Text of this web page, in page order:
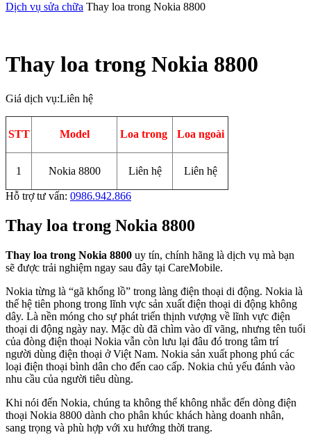
Dịch vụ sửa chữa Thay loa trong Nokia 8800
Thay loa trong Nokia 8800
Giá dịch vụ:Liên hệ
STT Model Loa trong Loa ngoài
1 Nokia 8800 Liên hệ Liên hệ
Hỗ trợ tư vấn: 0986.942.866
Thay loa trong Nokia 8800
Thay loa trong Nokia 8800 uy tín, chính hãng là dịch vụ mà bạn
sẽ được trải nghiệm ngay sau đây tại CareMobile.
Nokia từng là “gã khổng lồ” trong làng điện thoại di động. Nokia là
thế hệ tiên phong trong lĩnh vực sản xuất điện thoại di động không
dây. Là nền móng cho sự phát triển thịnh vượng về lĩnh vực điện
thoại di động ngày nay. Mặc dù đã chìm vào dĩ vãng, nhưng tên tuổi
của đòng điện thoại Nokia vẫn còn lưu lại đâu đó trong tâm trí
người dùng điện thoại ở Việt Nam. Nokia sản xuất phong phú các
loại điện thoại bình dân cho đến cao cấp. Nokia chủ yếu đánh vào
nhu cầu của người tiêu dùng.
Khi nói đến Nokia, chúng ta không thể không nhắc đến dòng điện
thoại Nokia 8800 dành cho phân khúc khách hàng doanh nhân,
sang trọng và phù hợp với xu hướng thời trang.